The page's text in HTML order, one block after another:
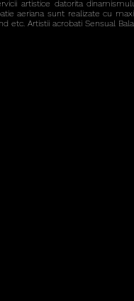
artistice datorita
aeriana sunt realizate cu
etc. Artistii acrobati Sensual